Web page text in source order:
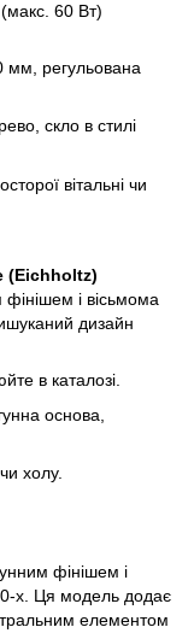
60 Вт)
мм, регульована
скло в стилі
вітальні чи
(Eichholtz)
і вісьмома
дизайн
в каталозі.
основа,
холу.
фінішем і
х. Ця модель додає
елементом